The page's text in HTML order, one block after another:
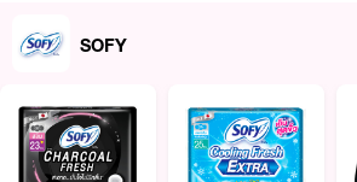
SOFY